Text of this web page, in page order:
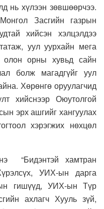
нь хүлээн зөвшөөрчээ.
Засгийн газрын
хийсэн хэлцэлдээ
уул уурхайн мега
олон орны хувьд сайн
болж магадгүйг уул
Хөрөнгө оруулагчид
хийснээр Оюутолгой
эрх ашгийг хангуулах
хэрэгжих нөхцөл
“Бидэнтэй хамтран
УИХ-ын дарга
гишүүд, УИХ-ын Түр
ахлагч Хууль зүй,